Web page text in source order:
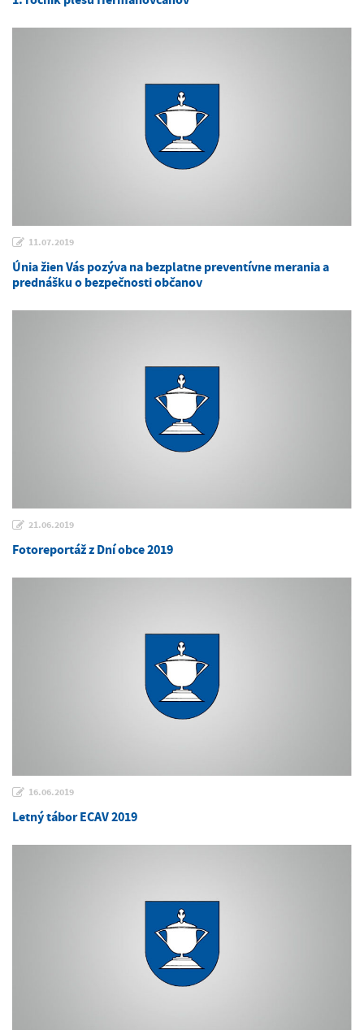
11.07.2019
Únia žien Vás pozýva na bezplatne preventívne merania a
prednášku o bezpečnosti občanov
21.06.2019
Fotoreportáž z Dní obce 2019
16.06.2019
Letný tábor ECAV 2019